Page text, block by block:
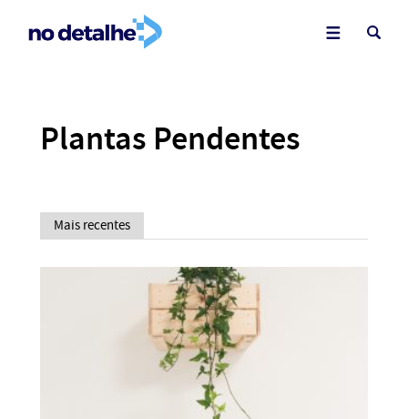
Plantas Pendentes
Mais recentes